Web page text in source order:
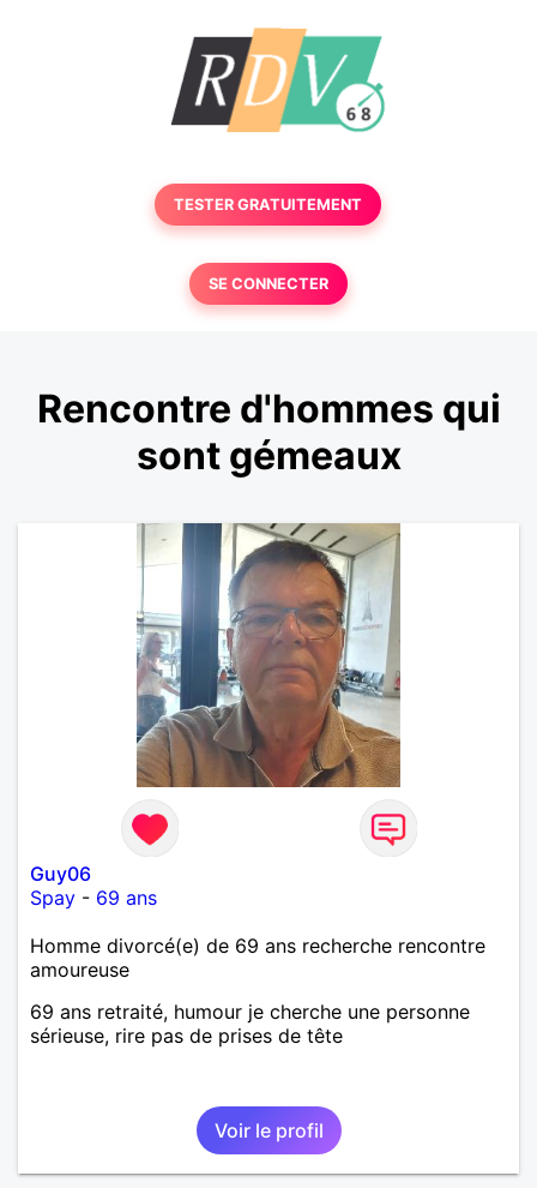
TESTER GRATUITEMENT
SE CONNECTER
Rencontre d'hommes qui
sont gémeaux
Guy06
Spay - 69 ans
Homme divorcé(e) de 69 ans recherche rencontre
amoureuse
69 ans retraité, humour je cherche une personne
sérieuse, rire pas de prises de tête
Voir le profil